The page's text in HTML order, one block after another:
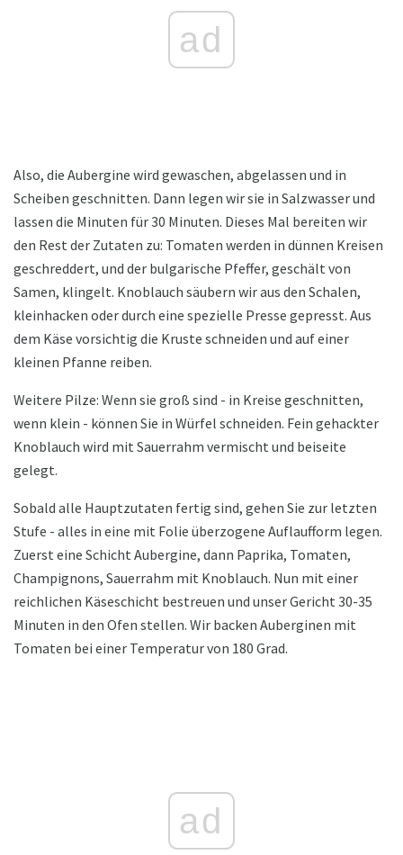
ad
Also, die Aubergine wird gewaschen, abgelassen und in
Scheiben geschnitten. Dann legen wir sie in Salzwasser und
lassen die Minuten für 30 Minuten. Dieses Mal bereiten wir
den Rest der Zutaten zu: Tomaten werden in dünnen Kreisen
geschreddert, und der bulgarische Pfeffer, geschält von
Samen, klingelt. Knoblauch säubern wir aus den Schalen,
kleinhacken oder durch eine spezielle Presse gepresst. Aus
dem Käse vorsichtig die Kruste schneiden und auf einer
kleinen Pfanne reiben.
Weitere Pilze: Wenn sie groß sind - in Kreise geschnitten,
wenn klein - können Sie in Würfel schneiden. Fein gehackter
Knoblauch wird mit Sauerrahm vermischt und beiseite
gelegt.
Sobald alle Hauptzutaten fertig sind, gehen Sie zur letzten
Stufe - alles in eine mit Folie überzogene Auflaufform legen.
Zuerst eine Schicht Aubergine, dann Paprika, Tomaten,
Champignons, Sauerrahm mit Knoblauch. Nun mit einer
reichlichen Käseschicht bestreuen und unser Gericht 30-35
Minuten in den Ofen stellen. Wir backen Auberginen mit
Tomaten bei einer Temperatur von 180 Grad.
ad